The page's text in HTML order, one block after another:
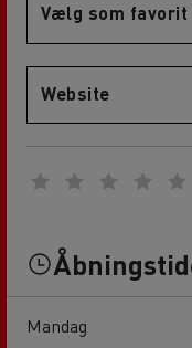
Vælg som favorit
Website
Mandag